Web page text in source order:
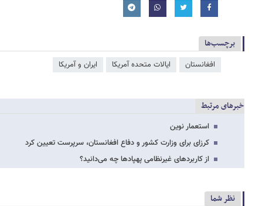
برچسب‌ها
افغانستان ایالات متحده آمریکا ایران و آمریکا
خبرهای مرتبط
استعمار نوین
کرزای برای وزارت کشور و دفاع افغانستان، سرپرست تعیین کرد
از کاربردهای غیرنظامی پهپادها چه می‌دانید؟
نظر شما